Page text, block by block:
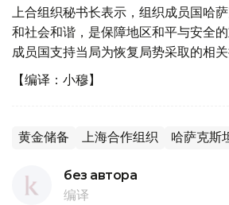
上合组织秘书长表示，组织成员国哈
和社会和谐，是保障地区和平与安全
成员国支持当局为恢复局势采取的相关
【编译：小穆】
黄金储备 上海合作组织 哈萨克斯
без автора
编译